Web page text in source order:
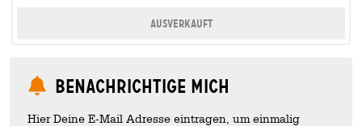
Ausverkauft
Benachrichtige mich
Hier Deine E-Mail Adresse eintragen, um einmalig